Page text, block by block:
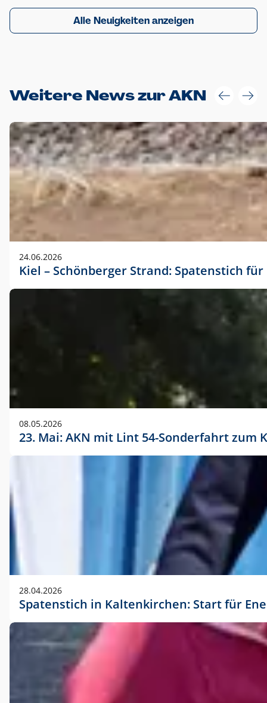
Alle Neuigkeiten anzeigen
Weitere News zur AKN
24.06.2026
Kiel – Schönberger Strand: Spatenstich
08.05.2026
23. Mai: AKN mit Lint 54-Sonderfahrt
28.04.2026
Spatenstich in Kaltenkirchen: Start für